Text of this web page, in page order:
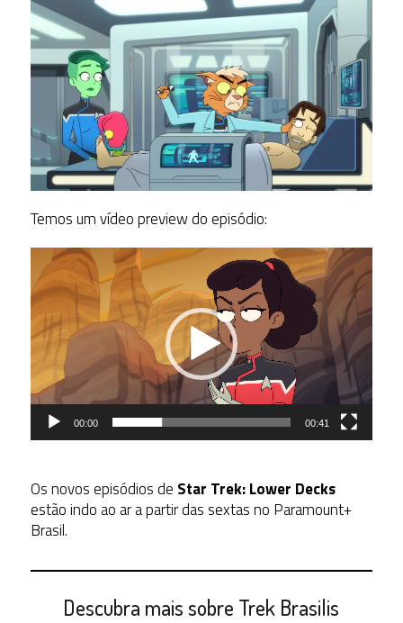
Temos um vídeo preview do episódio:
Tocador
de
vídeo
00:00 00:41
Os novos episódios de Star Trek: Lower Decks
estão indo ao ar a partir das sextas no Paramount+
Brasil.
Descubra mais sobre Trek Brasilis